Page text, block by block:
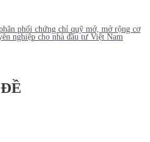
phối chứng chỉ quỹ mở, mở rộng cơ
nghiệp cho nhà đầu tư Việt Nam